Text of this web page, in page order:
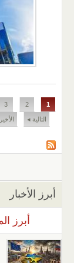
الصفحات
1
2
3
التالية ◂
أبرز الأخبار
أبرز